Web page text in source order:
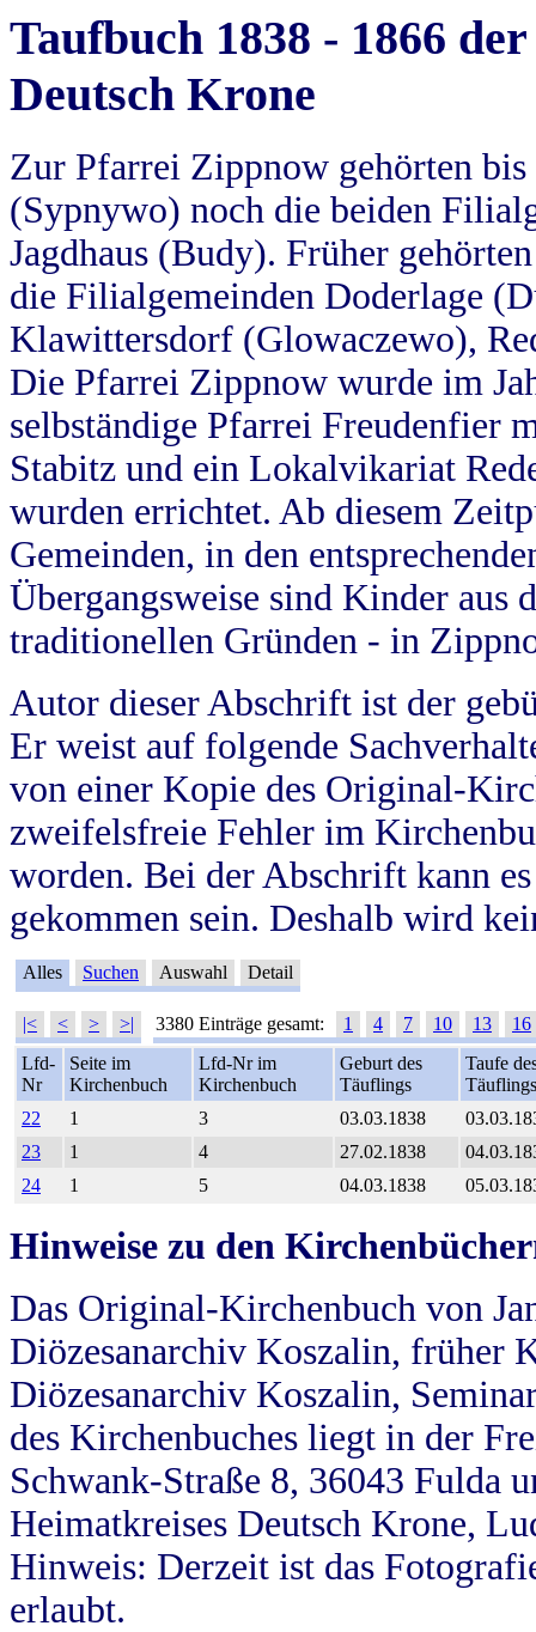
Taufbuch 1838 - 1866
Deutsch Krone
Zur Pfarrei Zippnow gehörten
(Sypnywo) noch die beiden
Jagdhaus (Budy). Früher
die Filialgemeinden Doderlage
Klawittersdorf (Glowaczewo),
Die Pfarrei Zippnow wurde im
selbständige Pfarrei Freudenfier
Stabitz und ein Lokalvikariat
wurden errichtet. Ab diesem
Gemeinden, in den
Übergangsweise sind Kinder aus
traditionellen Gründen - in
Autor dieser Abschrift ist der
Er weist auf folgende
von einer Kopie des Original-
zweifelsfreie Fehler im
worden. Bei der Abschrift kann
gekommen sein. Deshalb wird
Alles Suchen Auswahl Detail
|< < > >| 3380 Einträge gesamt: 1 4 7 10 13
16
Lfd-
Nr
Seite im
Kirchenbuch
Lfd-Nr im
Kirchenbuch
Geburt des
Täuflings
Taufe
Täuflings
22
1 3 03.03.1838
23
1 4 27.02.1838
24
1 5 04.03.1838
Hinweise zu den
Das Original-Kirchenbuch von
Diözesanarchiv Koszalin, früher
Diözesanarchiv Koszalin,
des Kirchenbuches liegt in der
Schwank-Straße 8, 36043 Fulda
Heimatkreises Deutsch Krone,
Hinweis: Derzeit ist das
erlaubt.